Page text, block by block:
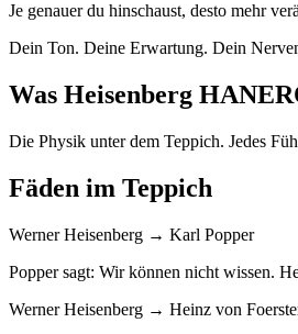
Je genauer du hinschaust, desto mehr
Dein Ton. Deine Erwartung. Dein
Was Heisenberg
Die Physik unter dem Teppich. Jedes
Fäden im Teppich
Werner Heisenberg → Karl Popper
Popper sagt: Wir können nicht wissen.
Werner Heisenberg → Heinz von